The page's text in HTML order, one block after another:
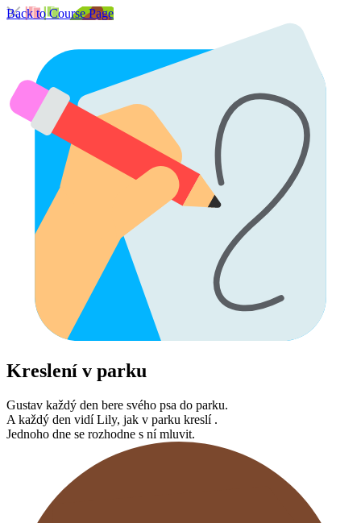
Back to Course Page
Kreslení v parku
Gustav každý den bere svého psa do parku.
A každý den vidí Lily, jak v parku kreslí .
Jednoho dne se rozhodne s ní mluvit.